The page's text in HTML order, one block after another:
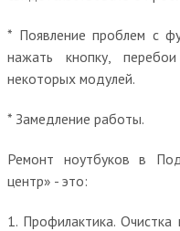
* Появление проблем с
нажать кнопку,
некоторых модулей.
* Замедление работы.
Ремонт ноутбуков в
центр» - это:
1. Профилактика. Очистка